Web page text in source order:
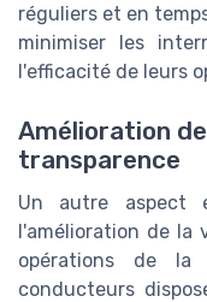
réguliers et en
minimiser les
l'efficacité de leurs
Amélioration
transparence
Un autre aspect
l'amélioration de la
opérations de
conducteurs